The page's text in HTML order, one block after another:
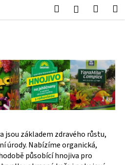
HledatPřihlášení
jsou základem zdravého růstu,
úrody. Nabízíme organická,
působící hnojiva pro